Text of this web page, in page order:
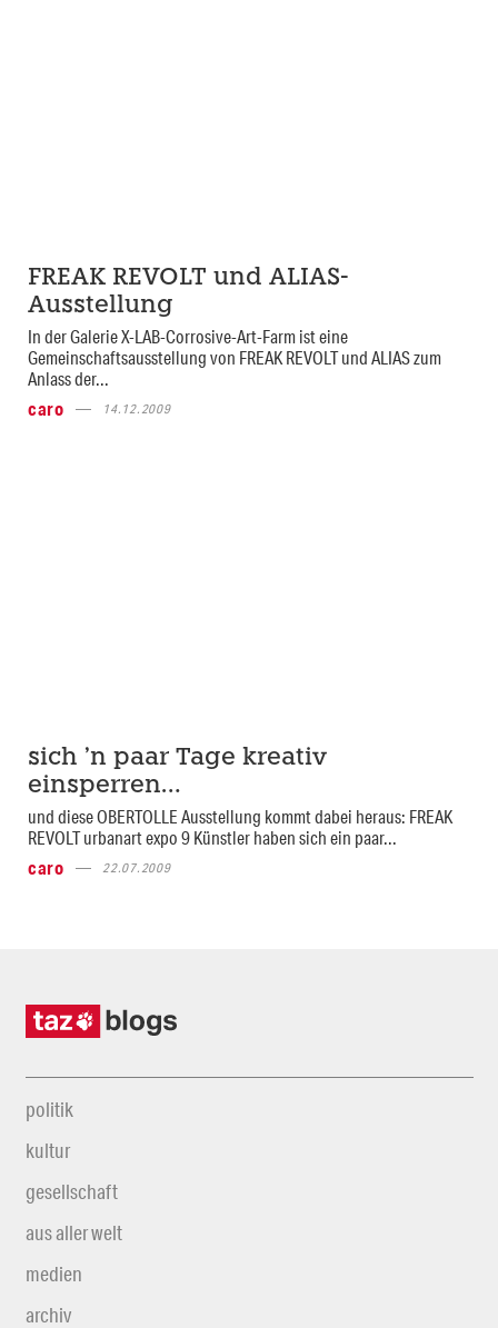
FREAK REVOLT und ALIAS-
Ausstellung
In der Galerie X-LAB-Corrosive-Art-Farm ist eine
Gemeinschaftsausstellung von FREAK REVOLT und ALIAS zum
Anlass der...
caro
14.12.2009
sich ’n paar Tage kreativ
einsperren…
und diese OBERTOLLE Ausstellung kommt dabei heraus: FREAK
REVOLT urbanart expo 9 Künstler haben sich ein paar...
caro
22.07.2009
politik
kultur
gesellschaft
aus aller welt
medien
archiv